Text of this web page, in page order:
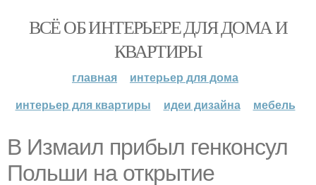
ВСЁ ОБ ИНТЕРЬЕРЕ ДЛЯ ДОМА И
КВАРТИРЫ
главная
интерьер для дома
интерьер для квартиры
идеи дизайна мебель
В Измаил прибыл генконсул
Польши на открытие